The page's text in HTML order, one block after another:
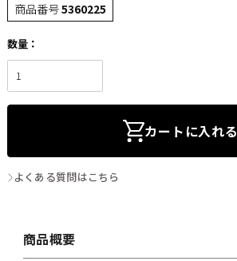
商品番号5360225
カートに入れる
よくある質問はこちら
商品概要